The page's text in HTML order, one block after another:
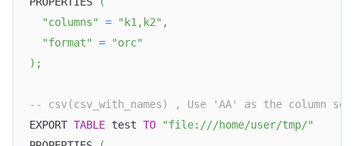
"columns"
= "k1,k2" ,
"format"
=
"orc"
) ;
-- csv(csv_with_names) , Use 'AA' as the column
EXPORT TABLE test TO
"file:///home/user/tmp/"